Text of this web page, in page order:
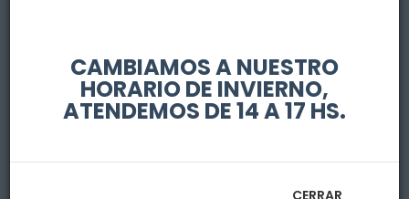
MARCELINO DIAZ
Y GARCIA 130
CAMBIAMOS A NUESTRO
HORARIO DE INVIERNO,
ATENDEMOS DE 14 A 17 HS.
CERRAR